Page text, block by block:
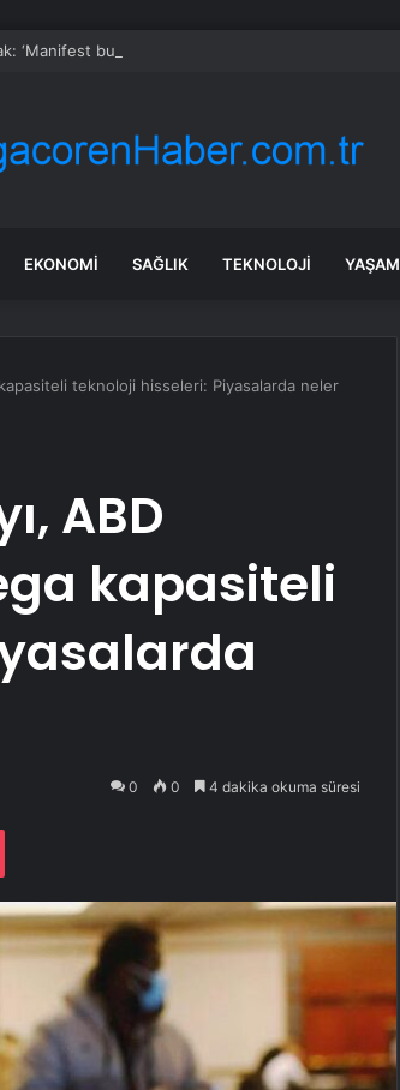
‘Manifest bu şehre adım atamaz!’
EKONOMI SAĞLIK TEKNOLOJI YAŞAM
teknoloji hisseleri: Piyasalarda neler
ABD
kapasiteli
0 0 4 dakika okuma süresi
Pocket